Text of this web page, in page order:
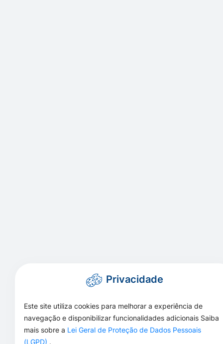
Privacidade
Este site utiliza cookies para melhorar a experiência de
navegação e disponibilizar funcionalidades adicionais Saiba
mais sobre a Lei Geral de Proteção de Dados Pessoais
(LGPD) .